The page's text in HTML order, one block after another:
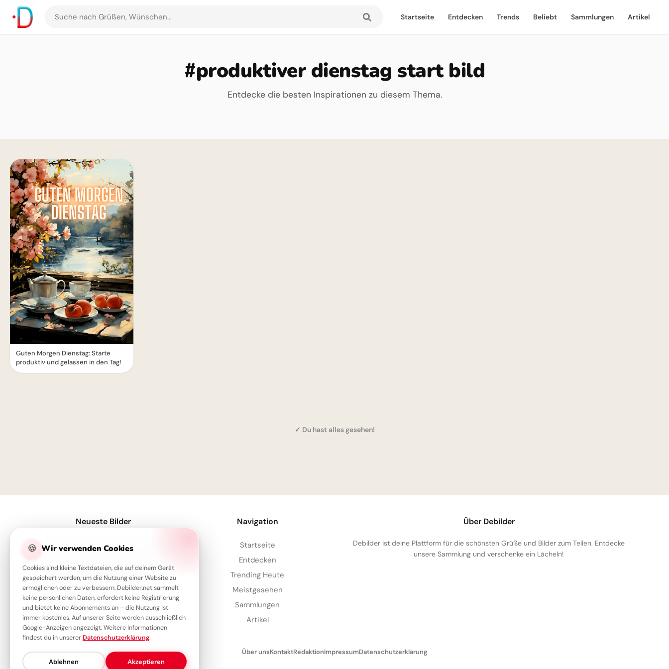
Suche
nach
Startseite Entdecken Trends Beliebt Sammlungen Artikel
#produktiver dienstag start bild
Entdecke die besten Inspirationen zu diesem Thema.
Guten Morgen Dienstag: Starte
produktiv und gelassen in den Tag!
✓ Du hast alles gesehen!
🍪 Wir verwenden Cookies
Cookies sind kleine Textdateien, die auf deinem Gerät
gespeichert werden, um die Nutzung einer Website zu
ermöglichen oder zu verbessern. Debilder.net sammelt
keine persönlichen Daten, erfordert keine Registrierung
und bietet keine Abonnements an – die Nutzung ist
immer kostenlos. Auf unserer Seite werden ausschließlich
Google-Anzeigen angezeigt. Weitere Informationen
findest du in unsererDatenschutzerklärung.
Ablehnen Akzeptieren
Neueste Bilder
Ein kleiner Chirurg mit großen Zielen: Witzige Schulstart-Grüße für WhatsApp!
Kleine Helden, große Träume: Inspirierende Arztbilder für WhatsApp.
Kleine Elektriker Träume für TikTok: Berufe entdecken mit Herz
Navigation
Startseite
Entdecken
Trending Heute
Meistgesehen
Sammlungen
Artikel
Über Debilder
Debilder ist deine Plattform für die schönsten Grüße und Bilder zum Teilen. Entdecke
unsere Sammlung und verschenke ein Lächeln!
Über unsKontaktRedaktionImpressumDatenschutzerklärung